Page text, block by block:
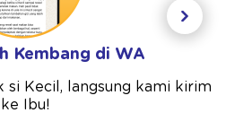
Kembang di WA
si Kecil, langsung kami kirim
ke Ibu!